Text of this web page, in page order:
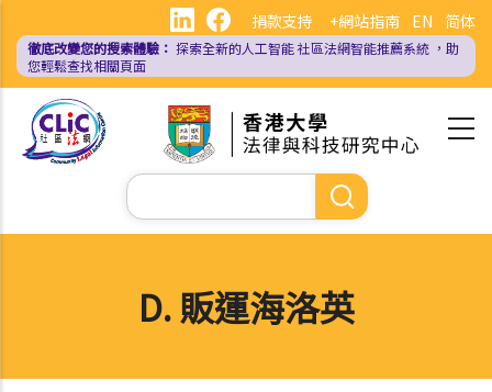
內
EN 简体
捐款支持 +網站指南
徹底改變您的搜索體驗： 探索全新的人工智能社區法網智能推薦系統 ，助
您輕鬆查找相關頁面
Search
D. 販運海洛英